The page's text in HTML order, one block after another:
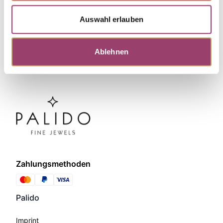
Auswahl erlauben
Ablehnen
Zahlungsmethoden
Palido
Imprint